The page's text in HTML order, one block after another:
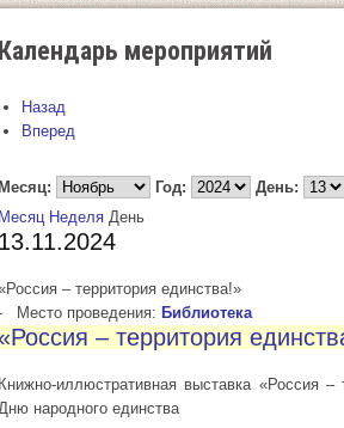
Календарь мероприятий
Назад
Вперед
Год:
День:
Месяц Неделя День
13.11.2024
– территория единства!»
Место проведения: Библиотека
«Россия – территория
Книжно-иллюстративная выставка «Россия
народного единства